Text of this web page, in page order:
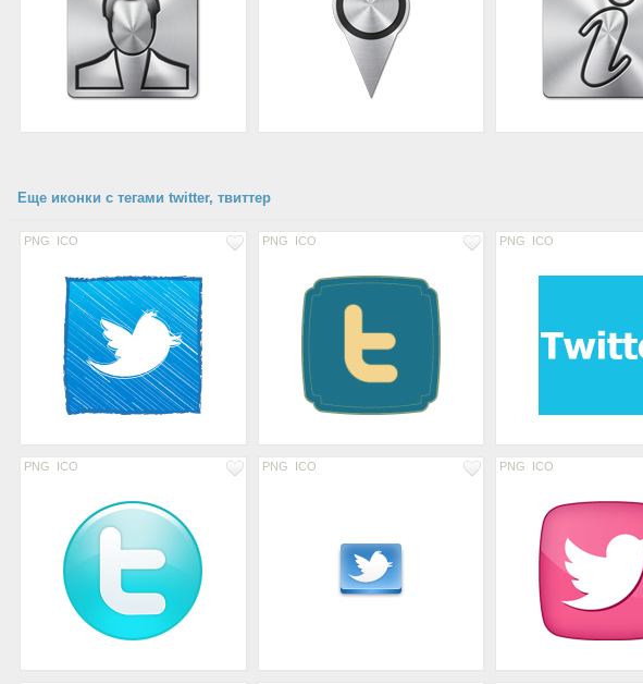
Еще иконки с тегами twitter, твиттер
PNG ICO PNG ICO PNG ICO
PNG ICO PNG ICO PNG ICO